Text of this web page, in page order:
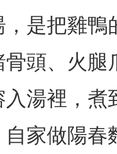
，是把雞鴨
骨頭、火腿
入湯裡，煮
自家做陽春